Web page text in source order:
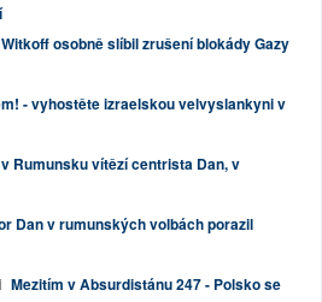
osobně slíbil zrušení blokády Gazy
- vyhostěte izraelskou velvyslankyni v
Rumunsku vítězí centrista Dan, v
Dan v rumunských volbách porazil
Mezitím v Absurdistánu 247 - Polsko se